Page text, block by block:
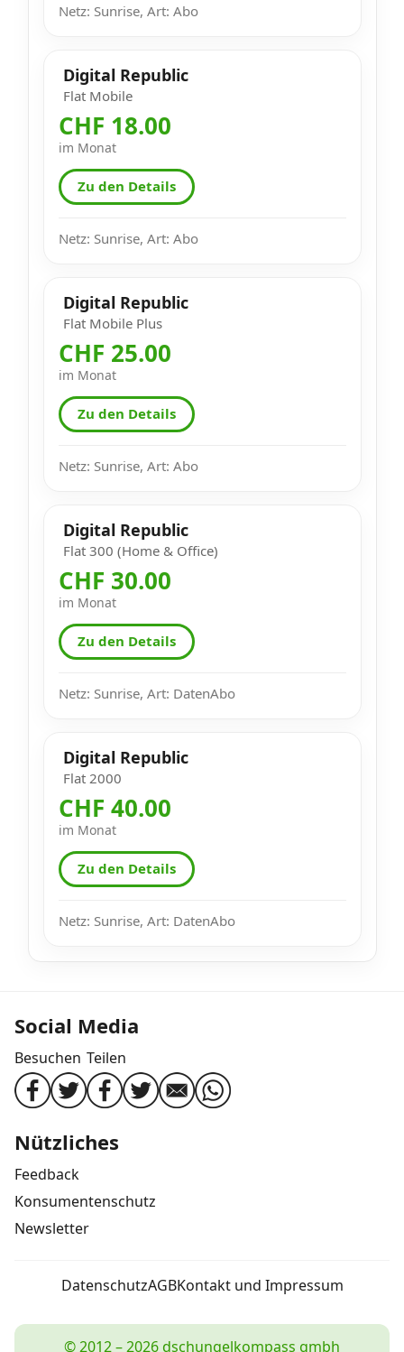
Netz: Sunrise, Art: Abo
Digital Republic
Flat Mobile
CHF 18.00
im Monat
Zu den Details
Netz: Sunrise, Art: Abo
Digital Republic
Flat Mobile Plus
CHF 25.00
im Monat
Zu den Details
Netz: Sunrise, Art: Abo
Digital Republic
Flat 300 (Home & Office)
CHF 30.00
im Monat
Zu den Details
Netz: Sunrise, Art: DatenAbo
Digital Republic
Flat 2000
CHF 40.00
im Monat
Zu den Details
Netz: Sunrise, Art: DatenAbo
Social Media
Besuchen Teilen
Nützliches
Feedback
Konsumentenschutz
Newsletter
DatenschutzAGBKontakt und Impressum
© 2012 – 2026 dschungelkompass gmbh